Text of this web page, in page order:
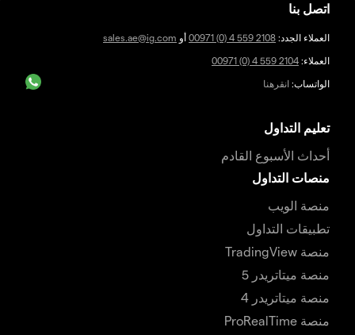
اتصل بنا
العملاء الجدد: 00971 (0) 4 559 2108 أو sales.ae@ig.com
العملاء: 00971 (0) 4 559 2104
الواتساب: انقرهنا
تعليم التداول
أحداث الأسبوع القادم
منصات التداول
منصة الويب
تطبيقات التداول
منصة TradingView
منصة ميتاتريدر 5
منصة ميتاتريدر 4
منصة ProRealTime